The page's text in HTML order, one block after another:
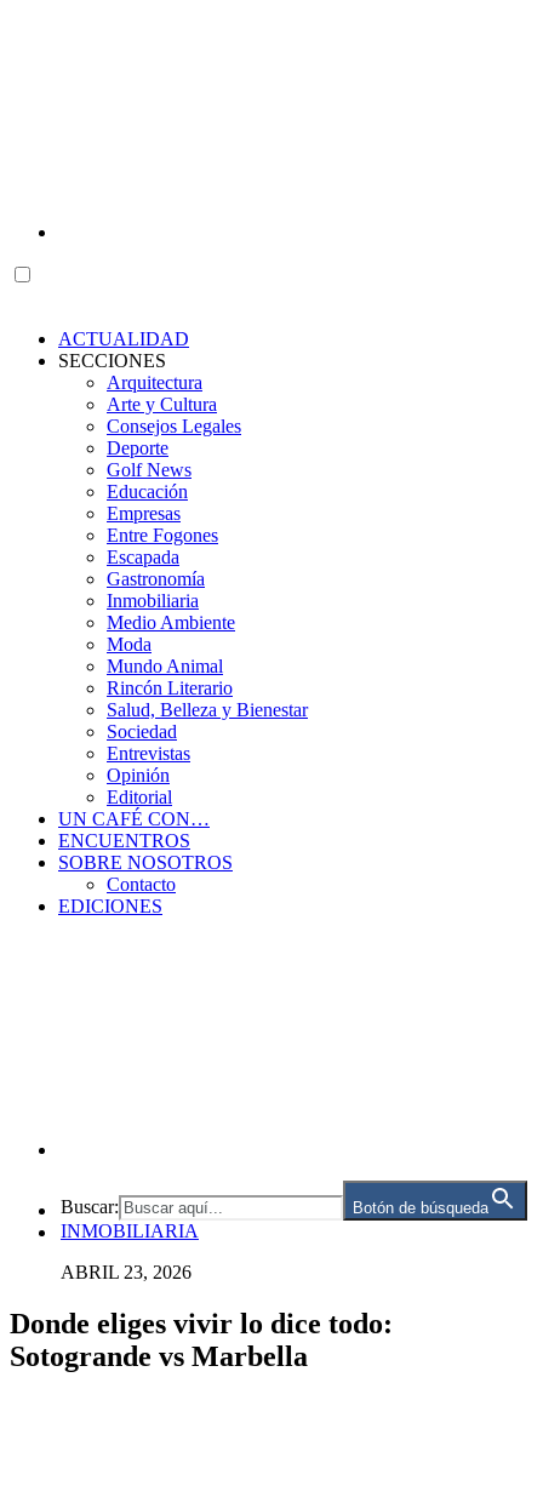
ACTUALIDAD
SECCIONES
Arquitectura
Arte y Cultura
Consejos Legales
Deporte
Golf News
Educación
Empresas
Entre Fogones
Escapada
Gastronomía
Inmobiliaria
Medio Ambiente
Moda
Mundo Animal
Rincón Literario
Salud, Belleza y Bienestar
Sociedad
Entrevistas
Opinión
Editorial
UN CAFÉ CON…
ENCUENTROS
SOBRE NOSOTROS
Contacto
EDICIONES
Buscar: Botón de búsqueda
INMOBILIARIA
ABRIL 23, 2026
Donde eliges vivir lo dice todo:
Sotogrande vs Marbella